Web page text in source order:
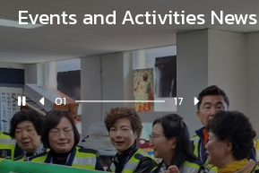
Events and Activities News
01 17